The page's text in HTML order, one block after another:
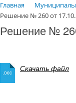
Главная
Решение № 260 от
Решение №
Скачать файл